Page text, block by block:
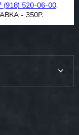
(918) 520-06-00.
- 350Р.